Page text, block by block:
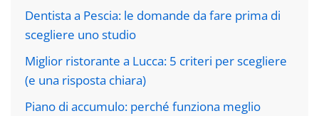
Dentista a Pescia: le domande da fare prima di
scegliere uno studio
Miglior ristorante a Lucca: 5 criteri per scegliere
(e una risposta chiara)
Piano di accumulo: perché funziona meglio